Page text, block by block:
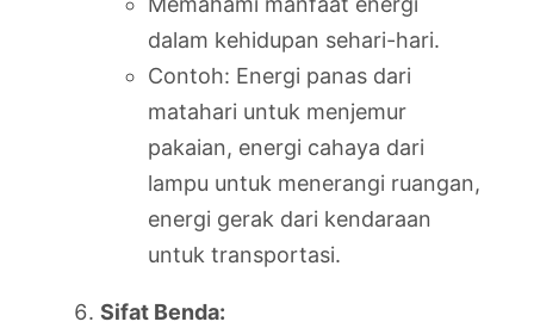
dalam kehidupan sehari-hari.
Contoh: Energi panas dari
matahari untuk menjemur
pakaian, energi cahaya dari
lampu untuk menerangi ruangan,
energi gerak dari kendaraan
untuk transportasi.
Sifat Benda: